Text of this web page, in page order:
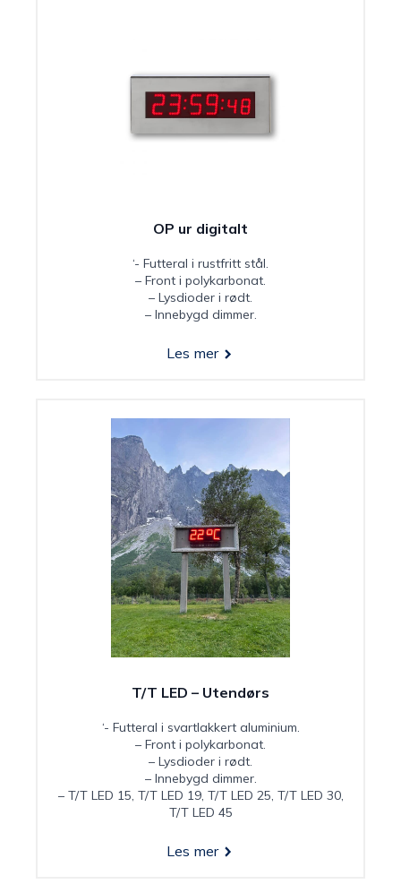
OP ur digitalt
‘- Futteral i rustfritt stål.
– Front i polykarbonat.
– Lysdioder i rødt.
– Innebygd dimmer.
Les mer
T/T LED – Utendørs
‘- Futteral i svartlakkert aluminium.
– Front i polykarbonat.
– Lysdioder i rødt.
– Innebygd dimmer.
– T/T LED 15, T/T LED 19, T/T LED 25, T/T LED 30,
T/T LED 45
Les mer